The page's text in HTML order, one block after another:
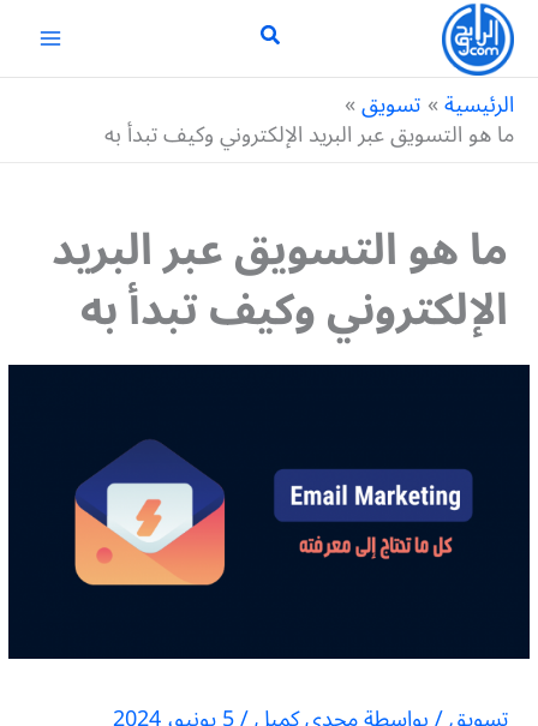
تخطي
المحتوى
الرئيسية تسويق
ما هو التسويق عبر البريد الإلكتروني وكيف تبدأ به
ما هو التسويق عبر البريد
الإلكتروني وكيف تبدأ به